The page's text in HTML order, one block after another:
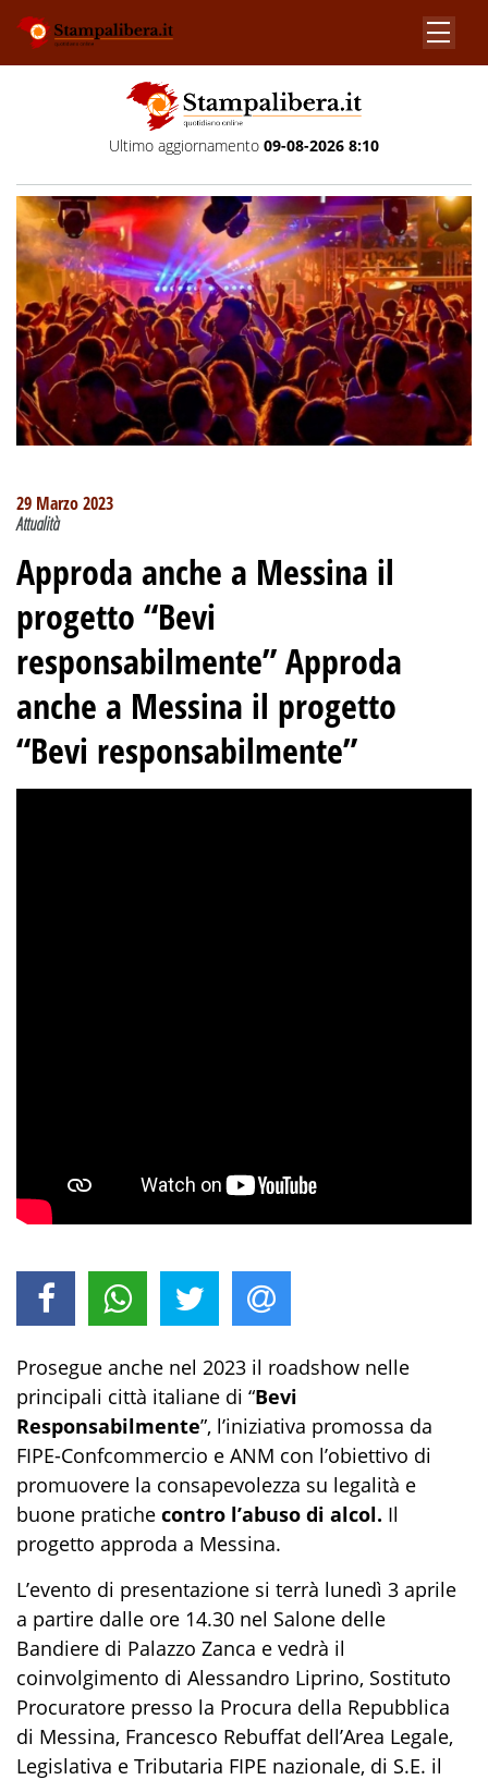
Ultimo aggiornamento 09-08-2026 8:10
29 Marzo 2023
Attualità
Approda anche a Messina il
progetto “Bevi
responsabilmente” Approda
anche a Messina il progetto
“Bevi responsabilmente”
Prosegue anche nel 2023 il roadshow nelle
principali città italiane di “Bevi
Responsabilmente”, l’iniziativa promossa da
FIPE-Confcommercio e ANM con l’obiettivo di
promuovere la consapevolezza su legalità e
buone pratiche contro l’abuso di alcol. Il
progetto approda a Messina.
L’evento di presentazione si terrà lunedì 3 aprile
a partire dalle ore 14.30 nel Salone delle
Bandiere di Palazzo Zanca e vedrà il
coinvolgimento di Alessandro Liprino, Sostituto
Procuratore presso la Procura della Repubblica
di Messina, Francesco Rebuffat dell’Area Legale,
Legislativa e Tributaria FIPE nazionale, di S.E. il